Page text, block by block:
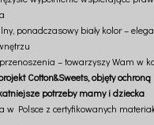
ponadczasowy biały kolor –
– towarzyszy Wam w
Cotton&Sweets, objęty
potrzeby mamy i dziecka
w Polsce z certyfikowanych